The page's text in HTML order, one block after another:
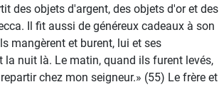
des objets d'argent, des objets d'or et des
Il fit aussi de généreux cadeaux à son
mangèrent et burent, lui et ses
la nuit là. Le matin, quand ils furent levés,
chez mon seigneur.» (55) Le frère et